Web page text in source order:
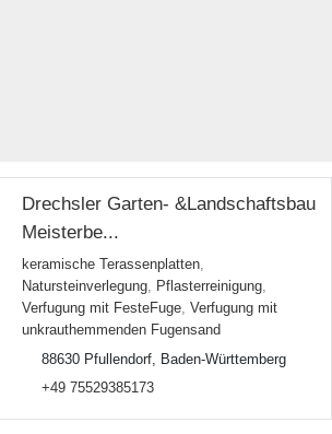
Drechsler Garten- &Landschaftsbau
Meisterbe...
keramische Terassenplatten,
Natursteinverlegung, Pflasterreinigung,
Verfugung mit FesteFuge, Verfugung mit
unkrauthemmenden Fugensand
88630 Pfullendorf, Baden-Württemberg
+49 75529385173